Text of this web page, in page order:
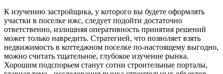
К изучению застройщика, у которого вы будете оформлять
участки в поселке ижс, следует подойти достаточно
ответственно, излишняя оперативность принятия решений
может только навредить. Стратегией, что позволяет взять
недвижимость в коттеджном поселке по-настоящему выгодно,
можно считать тщательное, глубокое изучение рынка.
Хорошим подспорьем станут сотни строительные порталы,